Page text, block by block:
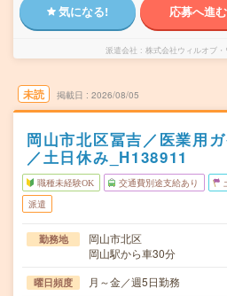
気になる! 応募へ進む
派遣会社 株式会社ウィルオブ
未読 掲載日 2026/08/05
岡山市北区冨吉／医業用
／土日休み_H138911
職種未経験OK 交通費別途支給あり
派遣
勤務地
岡山市北区
岡山駅から車30分
曜日頻度 月～金／週5日勤務